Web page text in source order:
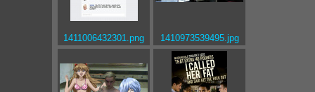
1411006432301.png 1410973539495.jpg